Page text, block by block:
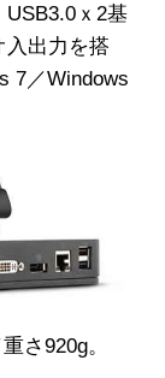
ｘ2基
入出力を搭
7／Windows
さ920g。